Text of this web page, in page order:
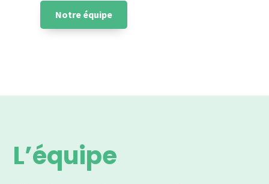
Notre équipe
L’équipe